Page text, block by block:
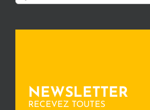
NEWSLETTER
RECEVEZ TOUTES